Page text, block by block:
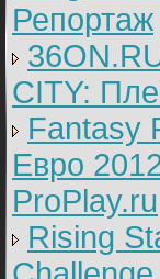
Репортаж
CITY:
Fantasy
Евро
ProPlay.ru
Rising